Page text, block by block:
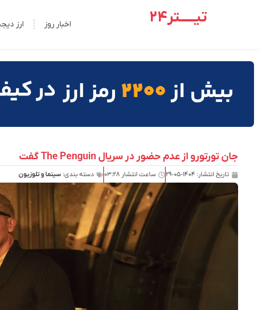
تیـــــتر24 اخبار روز ارز
جان تورتورو از عدم حضور در سریال The Penguin گفت
تاریخ انتشار: ۱۴۰۴-۰۵-۲۹ ساعت انتشار ۰۳:۲۸ دسته بندی: سینما و تلوزیون